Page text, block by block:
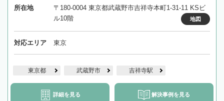
所在地
〒180-0004 東京都武蔵野市吉祥寺本町1-31-11 KSビ
ル10階
地図
対応エリア 東京
東京都 武蔵野市 吉祥寺駅
詳細を見る 解決事例を見る